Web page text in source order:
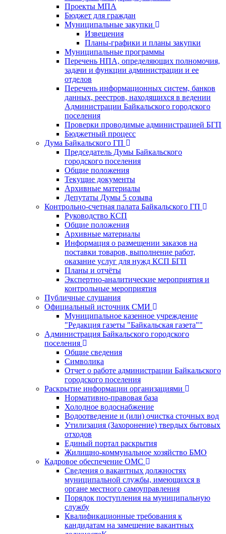
Проекты МПА
Бюджет для граждан
Муниципальные закупки
Извещения
Планы-графики и планы закупки
Муниципальные программы
Перечень НПА, определяющих полномочия,
задачи и функции администрации и ее
отделов
Перечень информационных систем, банков
данных, реестров, находящихся в ведении
Администрации Байкальского городского
поселения
Проверки проводимые администрацией БГП
Бюджетный процесс
Дума Байкальского ГП
Председатель Думы Байкальского
городского поселения
Общие положения
Текущие документы
Архивные материалы
Депутаты Думы 5 созыва
Контрольно-счетная палата Байкальского ГП
Руководство КСП
Общие положения
Архивные материалы
Информация о размещении заказов на
поставки товаров, выполнение работ,
оказание услуг для нужд КСП БГП
Планы и отчёты
Экспертно-аналитические мероприятия и
контрольные мероприятия
Публичные слушания
Официальный источник СМИ
Муниципальное казенное учреждение
"Редакция газеты "Байкальская газета""
Администрация Байкальского городского
поселения
Общие сведения
Символика
Отчет о работе администрации Байкальского
городского поселения
Раскрытие информации организациями
Нормативно-правовая база
Холодное водоснабжение
Водоотведение и (или) очистка сточных вод
Утилизация (Захоронение) твердых бытовых
отходов
Единый портал раскрытия
Жилищно-коммунальное хозяйство БМО
Кадровое обеспечение ОМС
Сведения о вакантных должностях
муниципальной службы, имеющихся в
органе местного самоуправления
Порядок поступления на муниципальную
службу
Квалификационные требования к
кандидатам на замещение вакантных